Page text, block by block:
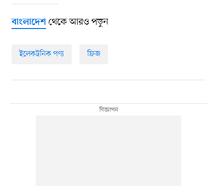
বাংলাদেশথেকে আরও পড়ুন
ইলেকট্রনিক পণ্য ফ্রিজ